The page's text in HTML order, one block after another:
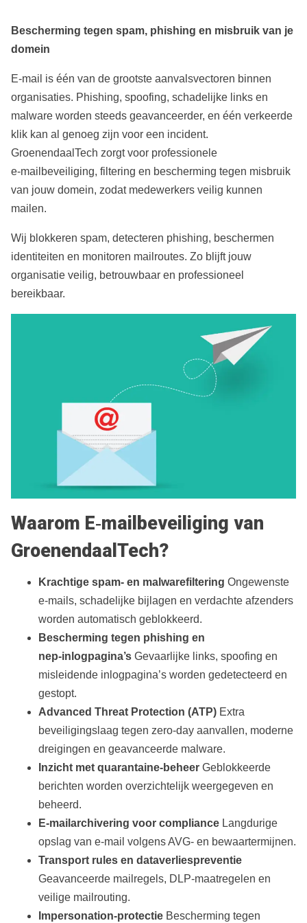
Bescherming tegen spam, phishing en misbruik van je
domein
E‑mail is één van de grootste aanvalsvectoren binnen
organisaties. Phishing, spoofing, schadelijke links en
malware worden steeds geavanceerder, en één verkeerde
klik kan al genoeg zijn voor een incident.
GroenendaalTech zorgt voor professionele
e‑mailbeveiliging, filtering en bescherming tegen misbruik
van jouw domein, zodat medewerkers veilig kunnen
mailen.
Wij blokkeren spam, detecteren phishing, beschermen
identiteiten en monitoren mailroutes. Zo blijft jouw
organisatie veilig, betrouwbaar en professioneel
bereikbaar.
Waarom E‑mailbeveiliging van
GroenendaalTech?
Krachtige spam‑ en malwarefiltering Ongewenste
e‑mails, schadelijke bijlagen en verdachte afzenders
worden automatisch geblokkeerd.
Bescherming tegen phishing en
nep‑inlogpagina’s Gevaarlijke links, spoofing en
misleidende inlogpagina’s worden gedetecteerd en
gestopt.
Advanced Threat Protection (ATP) Extra
beveiligingslaag tegen zero‑day aanvallen, moderne
dreigingen en geavanceerde malware.
Inzicht met quarantaine‑beheer Geblokkeerde
berichten worden overzichtelijk weergegeven en
beheerd.
E‑mailarchivering voor compliance Langdurige
opslag van e‑mail volgens AVG‑ en bewaartermijnen.
Transport rules en dataverliespreventie
Geavanceerde mailregels, DLP‑maatregelen en
veilige mailrouting.
Impersonation‑protectie Bescherming tegen